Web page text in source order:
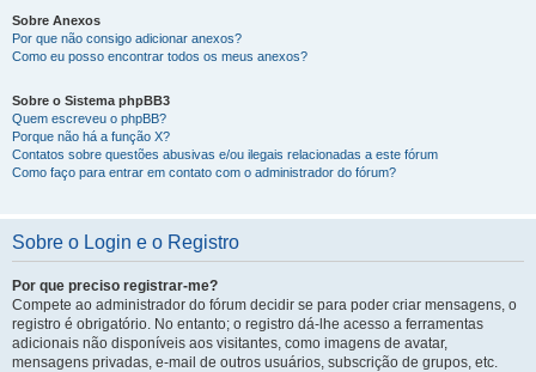
Sobre Anexos
Por que não consigo adicionar anexos?
Como eu posso encontrar todos os meus anexos?
Sobre o Sistema phpBB3
Quem escreveu o phpBB?
Porque não há a função X?
Contatos sobre questões abusivas e/ou ilegais relacionadas a este fórum
Como faço para entrar em contato com o administrador do fórum?
Sobre o Login e o Registro
Por que preciso registrar-me?
Compete ao administrador do fórum decidir se para poder criar mensagens, o
registro é obrigatório. No entanto; o registro dá-lhe acesso a ferramentas
adicionais não disponíveis aos visitantes, como imagens de avatar,
mensagens privadas, e-mail de outros usuários, subscrição de grupos, etc.